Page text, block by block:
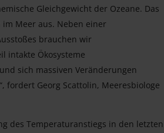
Gleichgewicht der Ozeane. Das
Meer aus. Neben einer
brauchen wir
intakte Ökosysteme
sich massiven Veränderungen
fordert Georg Scattolin, Meeresbiologe
des Temperaturanstiegs in den letzten